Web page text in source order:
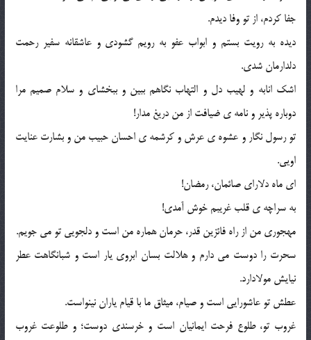
جفا کردم، از تو وفا دیدم.
دیده به رویت بستم و ابواب عفو به رویم گشودی و عاشقانه سفیر رحمت
دلدارمان شدی.
اشک انابه و لهیب دل و التهاب نگاهم ببین و ببخشای و سلام صمیم مرا
دوباره پذیر و نامه ی ضیافت از من دریغ مدار!
تو رسول نگار و عشوه ی عرش و کرشمه ی احسان حبیب من و بشارت عنایت
اویی.
ای ماه دلارای صائمان، رمضان!
به سراچه ی قلب غریبم خوش آمدی!
مهجوری من از راه فائزین قدر، حرمان هماره من است و دلجویی تو می جویم.
سحرت را دوست می دارم و هلالت بسان ابروی یار است و شبانگاهت عطر
نیایش مولادارد.
عطش تو عاشورایی است و صیام، میثاق ما با قیام یاران نینواست.
غروب تو، طلوع فرحت ایمانیان است و خرسندی دوست؛ و طلوعت غروب